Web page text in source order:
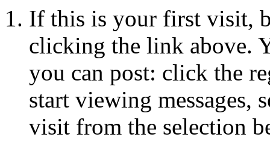
If this is your first visit,
clicking the link above.
you can post: click the
start viewing messages,
visit from the selection